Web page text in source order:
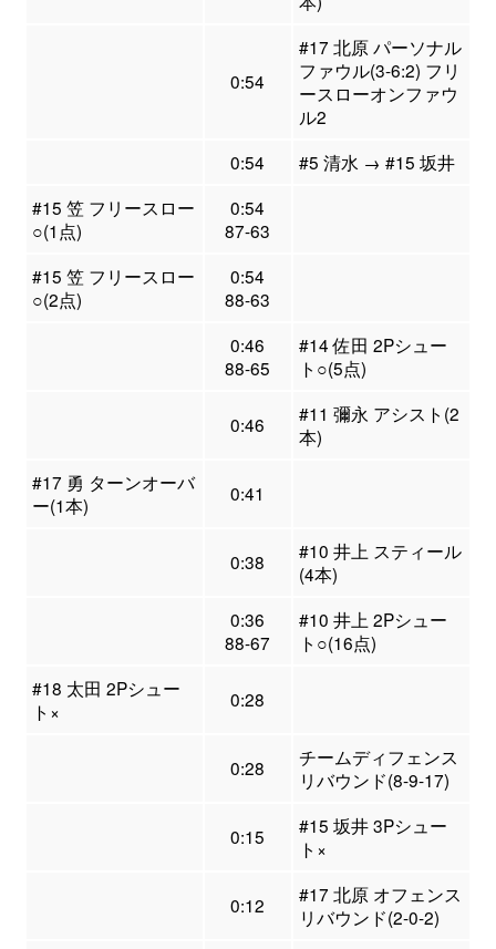
0:54
#17 北原 パーソナル
ファウル(3-6:2) フリ
ースローオンファウ
ル2
0:54
#5 清水 → #15 坂井
#15 笠 フリースロー
○(1点)
0:54
87-63
#15 笠 フリースロー
○(2点)
0:54
88-63
0:46
88-65
#14 佐田 2Pシュー
ト○(5点)
0:46
#11 彌永 アシスト(2
本)
#17 勇 ターンオーバ
ー(1本)
0:41
0:38
#10 井上 スティール
(4本)
0:36
88-67
#10 井上 2Pシュー
ト○(16点)
#18 太田 2Pシュー
ト×
0:28
0:28
チームディフェンス
リバウンド(8-9-17)
0:15
#15 坂井 3Pシュー
ト×
0:12
#17 北原 オフェンス
リバウンド(2-0-2)